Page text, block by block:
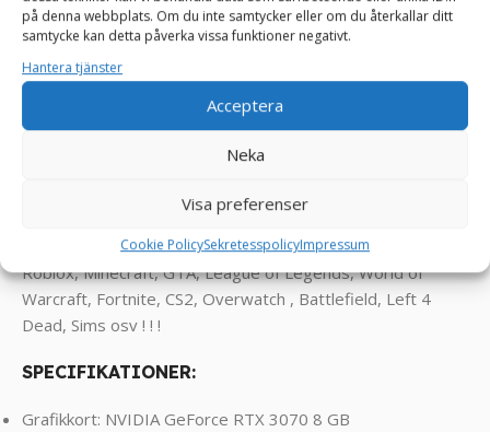
på denna webbplats. Om du inte samtycker eller om du återkallar ditt
samtycke kan detta påverka vissa funktioner negativt.
Hantera tjänster
Acceptera
Neka
Visa preferenser
Cookie PolicySekretesspolicyImpressum
PALLADIUM speldator. Denna gamingdator är byggd för
extrem prestanda, och den levererar den högsta möjliga
nivån av grafik, prestanda och anpassning. Om du strävar
efter att spela de senaste spelen med de högsta
inställningarna och vill ha en speldator som är byggd för att
hantera allt, då är TNS PALLADIUM speldator exakt det du
Klarar spel som Enshrouded, Palworld, FarCry, RDR2,
Assasin’s Creed, COD, Valorant, PUBG, Rocket League,
Roblox, Minecraft, GTA, League of Legends, World of
Warcraft, Fortnite, CS2, Overwatch , Battlefield, Left 4
Dead, Sims osv ! ! !
SPECIFIKATIONER:
Grafikkort: NVIDIA GeForce RTX 3070 8 GB